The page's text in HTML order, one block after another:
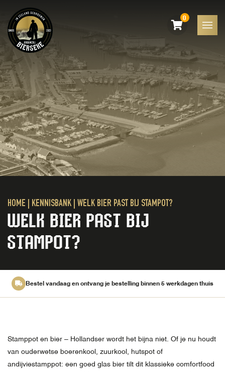
0
HOME KENNISBANK WELK BIER PAST BIJ STAMPOT?
WELK BIER PAST BIJ
STAMPOT?
Bestel vandaag en ontvang je bestelling binnen 5 werkdagen thuis
Stamppot en bier – Hollandser wordt het bijna niet. Of je nu houdt
van ouderwetse boerenkool, zuurkool, hutspot of
andijviestamppot: een goed glas bier tilt dit klassieke comfortfood